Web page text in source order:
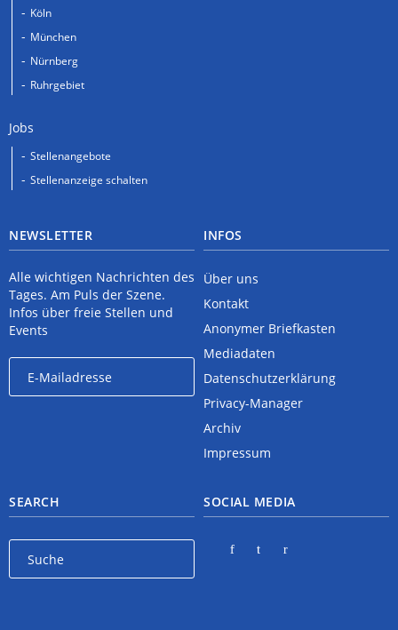
Köln
München
Nürnberg
Ruhrgebiet
Jobs
Stellenangebote
Stellenanzeige schalten
NEWSLETTER
Alle wichtigen Nachrichten des
Tages. Am Puls der Szene.
Infos über freie Stellen und
Events
SEARCH
INFOS
Über uns
Kontakt
Anonymer Briefkasten
Mediadaten
Datenschutzerklärung
Privacy-Manager
Archiv
Impressum
SOCIAL MEDIA